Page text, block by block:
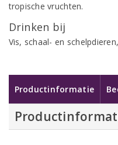
tropische vruchten.
Drinken bij
Vis, schaal- en
Productinformatie